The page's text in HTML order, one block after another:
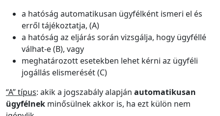
a hatóság automatikusan ügyfélként ismeri el és
erről tájékoztatja, (A)
a hatóság az eljárás során vizsgálja, hogy ügyféllé
válhat-e (B), vagy
meghatározott esetekben lehet kérni az ügyféli
jogállás elismerését (C)
“A” típus: akik a jogszabály alapján automatikusan
ügyfélnek minősülnek akkor is, ha ezt külön nem